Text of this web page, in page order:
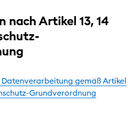
nach Artikel 13, 14
gemäß Artikel
Grundverordnung